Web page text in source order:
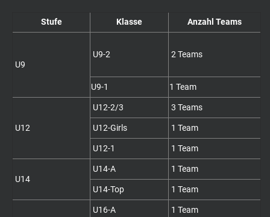
Stufe Klasse Anzahl Teams
U9
U9-2 2 Teams
U9-1 1 Team
U12
U12-2/3 3 Teams
U12-Girls 1 Team
U12-1 1 Team
U14
U14-A 1 Team
U14-Top 1 Team
U16-A 1 Team